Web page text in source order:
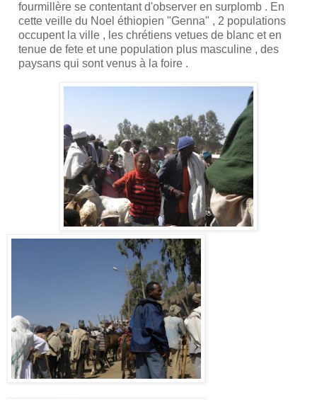
fourmillère se contentant d'observer en surplomb . En
cette veille du Noel éthiopien "Genna" , 2 populations
occupent la ville , les chrétiens vetues de blanc et en
tenue de fete et une population plus masculine , des
paysans qui sont venus à la foire .